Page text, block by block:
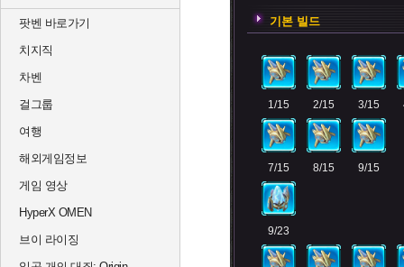
팟벤 바로가기
치지직
차벤
걸그룹
여행
해외게임정보
게임 영상
HyperX OMEN
브이 라이징
기본 빌드
1/15 2/15 3/15
7/15 8/15 9/15
9/23